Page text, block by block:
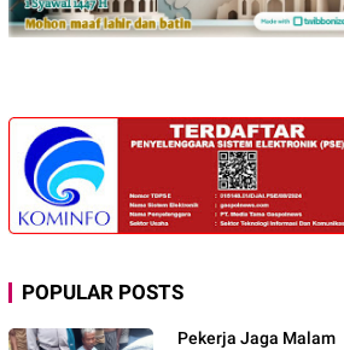
POPULAR POSTS
Pekerja Jaga Malam